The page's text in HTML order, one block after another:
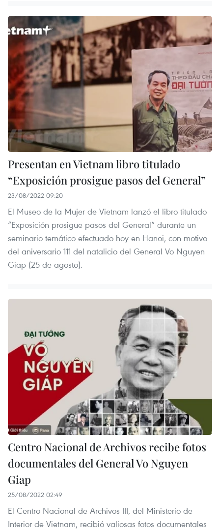
Presentan en Vietnam libro titulado
“Exposición prosigue pasos del General”
23/08/2022 09:20
El Museo de la Mujer de Vietnam lanzó el libro titulado
“Exposición prosigue pasos del General” durante un
seminario temático efectuado hoy en Hanoi, con motivo
del aniversario 111 del natalicio del General Vo Nguyen
Giap (25 de agosto).
Centro Nacional de Archivos recibe fotos
documentales del General Vo Nguyen
Giap
25/08/2022 02:49
El Centro Nacional de Archivos III, del Ministerio de
Interior de Vietnam, recibió valiosas fotos documentales